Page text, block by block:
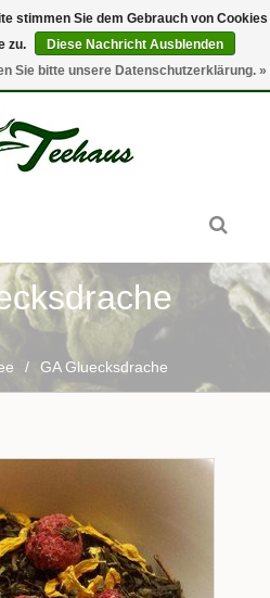
/ GA Gluecksdrache
stimmen Sie dem Gebrauch von Cookies
zu.
Diese Nachricht Ausblenden
Sie bitte unsere Datenschutzerklärung. »